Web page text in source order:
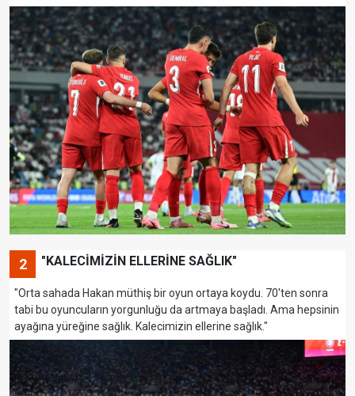
2 "KALECİMİZİN ELLERİNE SAĞLIK"
"Orta sahada Hakan müthiş bir oyun ortaya koydu. 70'ten sonra
tabi bu oyuncuların yorgunluğu da artmaya başladı. Ama hepsinin
ayağına yüreğine sağlık. Kalecimizin ellerine sağlık."